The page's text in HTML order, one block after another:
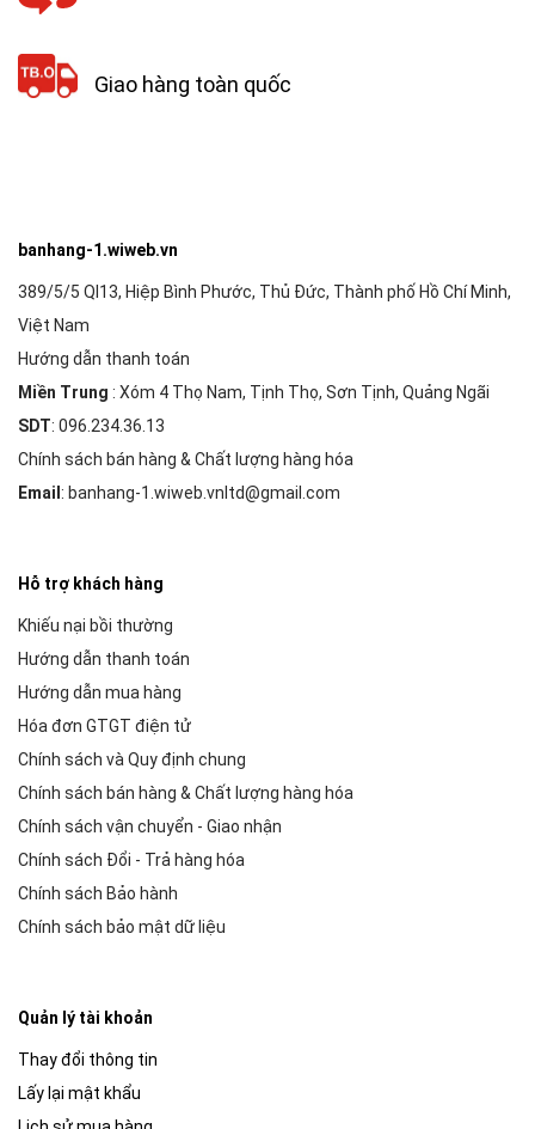
Giao hàng toàn quốc
banhang-1.wiweb.vn
389/5/5 Ql13, Hiệp Bình Phước, Thủ Đức, Thành phố Hồ Chí Minh,
Việt Nam
Hướng dẫn thanh toán
Miền Trung : Xóm 4 Thọ Nam, Tịnh Thọ, Sơn Tịnh, Quảng Ngãi
SDT: 096.234.36.13
Chính sách bán hàng & Chất lượng hàng hóa
Email : banhang-1.wiweb.vnltd@gmail.com
Hỗ trợ khách hàng
Khiếu nại bồi thường
Hướng dẫn thanh toán
Hướng dẫn mua hàng
Hóa đơn GTGT điện tử
Chính sách và Quy định chung
Chính sách bán hàng & Chất lượng hàng hóa
Chính sách vận chuyển - Giao nhận
Chính sách Đổi - Trả hàng hóa
Chính sách Bảo hành
Chính sách bảo mật dữ liệu
Quản lý tài khoản
Thay đổi thông tin
Lấy lại mật khẩu